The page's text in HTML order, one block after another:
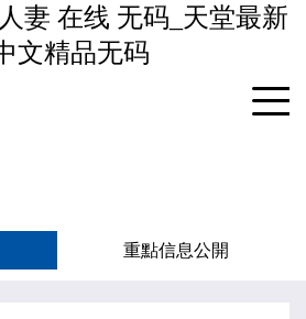
妻 在线 无码_天堂最新
文精品无码
重點信息公開